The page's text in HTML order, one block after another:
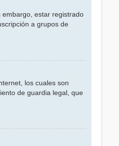
estar registrado
a grupos de
los cuales son
de guardia legal, que